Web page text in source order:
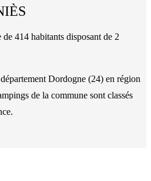
414 habitants disposant de 2
Dordogne (24) en région
s de la commune sont classés